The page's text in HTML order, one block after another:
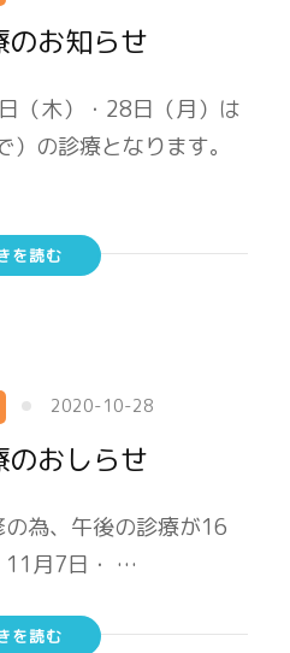
のお知らせ
（木）・28日（月）は
の診療となります。
を読む
2020-10-28
のおしらせ
為、午後の診療が16
11月7日・ …
を読む